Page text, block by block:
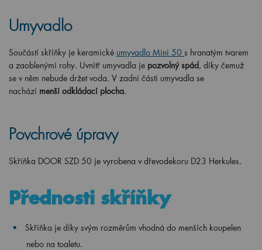
Umyvadlo
Součástí skříňky je keramické umyvadlo Mini 50 s hranatým tvarem
a zaoblenými rohy. Uvnitř umyvadla je pozvolný spád, díky čemuž
se v něm nebude držet voda. V zadní části umyvadla se
nachází menší odkládací plocha.
Povchrové úpravy
Skříňka DOOR SZD 50 je vyrobena v dřevodekoru D23 Herkules.
Přednosti skříňky
Skříňka je díky svým rozměrům vhodná do menších koupelen
nebo na toaletu.